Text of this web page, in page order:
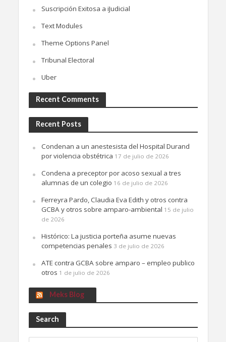
Suscripción Exitosa a iJudicial
Text Modules
Theme Options Panel
Tribunal Electoral
Uber
Recent Comments
Recent Posts
Condenan a un anestesista del Hospital Durand
por violencia obstétrica 17 de julio de 2026
Condena a preceptor por acoso sexual a tres
alumnas de un colegio 16 de julio de 2026
Ferreyra Pardo, Claudia Eva Edith y otros contra
GCBA y otros sobre amparo-ambiental 15 de julio
de 2026
Histórico: La justicia porteña asume nuevas
competencias penales 3 de julio de 2026
ATE contra GCBA sobre amparo – empleo publico
otros 1 de julio de 2026
Meks Blog
Search